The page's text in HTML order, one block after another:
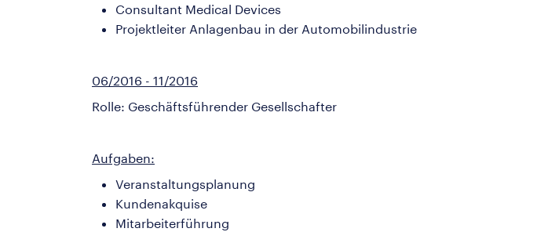
Consultant Medical Devices
Projektleiter Anlagenbau in der Automobilindustrie
06/2016 - 11/2016
Rolle: Geschäftsführender Gesellschafter
Aufgaben:
Veranstaltungsplanung
Kundenakquise
Mitarbeiterführung